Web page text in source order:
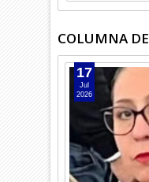
COLUMNA
17
Jul
2026